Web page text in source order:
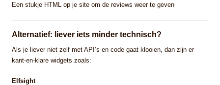
Een stukje HTML op je site om de reviews weer te geven
Alternatief: liever iets minder technisch?
Als je liever niet zelf met API’s en code gaat klooien, dan zijn er
kant-en-klare widgets zoals:
Elfsight